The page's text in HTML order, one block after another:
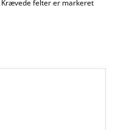
Krævede felter er markeret